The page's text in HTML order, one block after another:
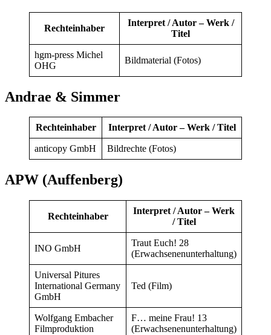
Rechteinhaber
Interpret / Autor – Werk /
Titel
hgm-press Michel
OHG
Bildmaterial (Fotos)
Andrae & Simmer
Rechteinhaber Interpret / Autor – Werk / Titel
anticopy GmbH Bildrechte (Fotos)
APW (Auffenberg)
Rechteinhaber
Interpret / Autor – Werk
/ Titel
INO GmbH
Traut Euch! 28
(Erwachsenenunterhaltung)
Universal Pitures
International Germany
GmbH
Ted (Film)
Wolfgang Embacher
Filmproduktion
F… meine Frau! 13
(Erwachsenenunterhaltung)